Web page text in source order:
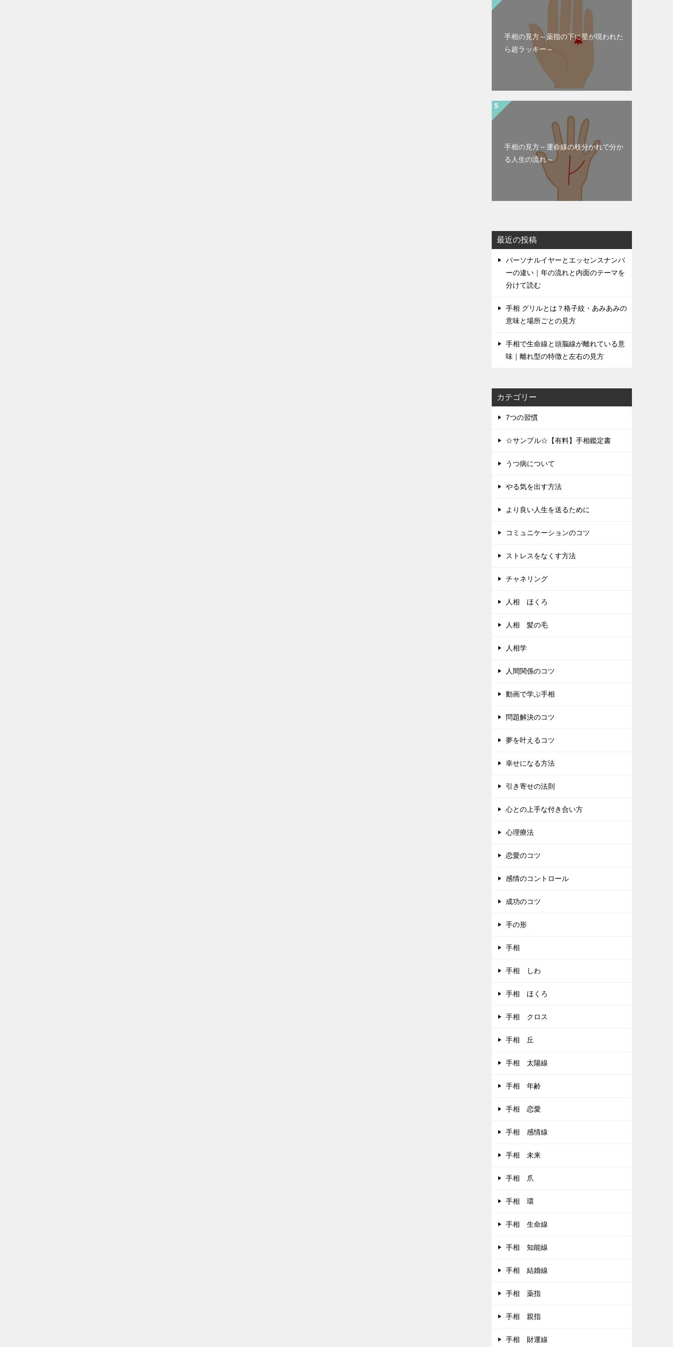
手相の見方～薬指の下に星が現われた
ら超ラッキー～
手相の見方～運命線の枝分かれで分か
る人生の流れ～
最近の投稿
パーソナルイヤーとエッセンスナンバ
ーの違い｜年の流れと内面のテーマを
分けて読む
手相 グリルとは？格子紋・あみあみの
意味と場所ごとの見方
手相で生命線と頭脳線が離れている意
味｜離れ型の特徴と左右の見方
カテゴリー
7つの習慣
☆サンプル☆【有料】手相鑑定書
うつ病について
やる気を出す方法
より良い人生を送るために
コミュニケーションのコツ
ストレスをなくす方法
チャネリング
人相 ほくろ
人相 髪の毛
人相学
人間関係のコツ
動画で学ぶ手相
問題解決のコツ
夢を叶えるコツ
幸せになる方法
引き寄せの法則
心との上手な付き合い方
心理療法
恋愛のコツ
感情のコントロール
成功のコツ
手の形
手相
手相 しわ
手相 ほくろ
手相 クロス
手相 丘
手相 太陽線
手相 年齢
手相 恋愛
手相 感情線
手相 未来
手相 爪
手相 環
手相 生命線
手相 知能線
手相 結婚線
手相 薬指
手相 親指
手相 財運線